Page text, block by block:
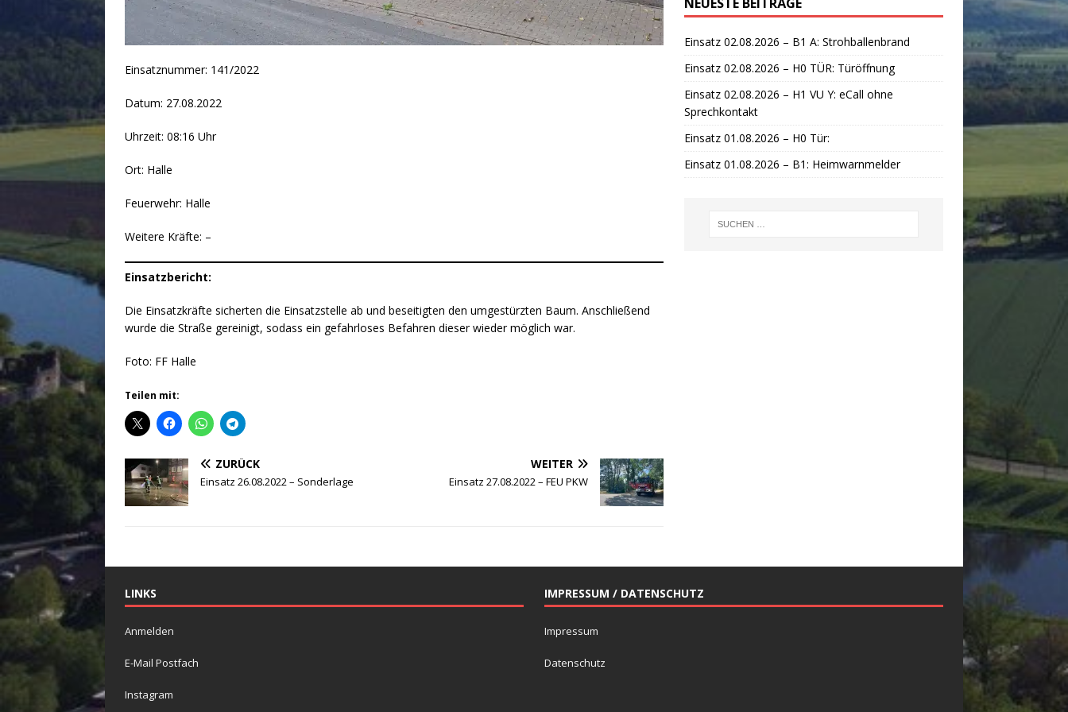
Einsatznummer: 141/2022
Datum: 27.08.2022
Uhrzeit: 08:16 Uhr
Ort: Halle
Feuerwehr: Halle
Weitere Kräfte: –
Einsatzbericht:
Die Einsatzkräfte sicherten die Einsatzstelle ab und beseitigten den umgestürzten Baum. Anschließend
wurde die Straße gereinigt, sodass ein gefahrloses Befahren dieser wieder möglich war.
Foto: FF Halle
Teilen mit:
ZURÜCK
Einsatz 26.08.2022 – Sonderlage
WEITER
Einsatz 27.08.2022 – FEU PKW
e
sEinsatz 02.08.2026 – B1 A: Strohballenbrand
Einsatz 02.08.2026 – H0 TÜR: Türöffnung
Einsatz 02.08.2026 – H1 VU Y: eCall ohne
Sprechkontakt
Einsatz 01.08.2026 – H0 Tür:
Einsatz 01.08.2026 – B1: Heimwarnmelder
LINKS
Anmelden
E-Mail Postfach
Instagram
IMPRESSUM / DATENSCHUTZ
Impressum
Datenschutz